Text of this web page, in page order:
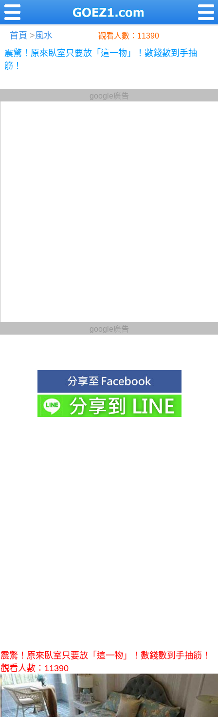
首頁 >風水 觀看人數：11390
震驚！原來臥室只要放「這一物」！數錢數到手抽
筋！
google廣告
google廣告
震驚！原來臥室只要放「這一物」！數錢數到手抽筋！
觀看人數：11390